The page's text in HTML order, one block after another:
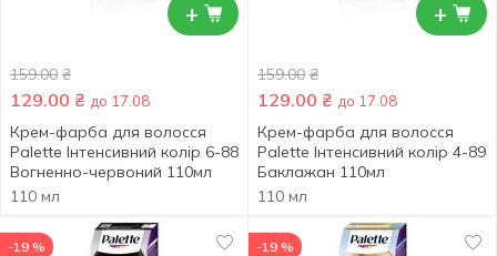
+
159.00 ₴
129.00 ₴ до 17.08
Крем-фарба для волосся
Palette Інтенсивний колір 6-88
Вогненно-червоний 110мл
110 мл
+
159.00 ₴
129.00 ₴ до 17.08
Крем-фарба для волосся
Palette Інтенсивний колір 4-89
Баклажан 110мл
110 мл
-19 % -19 %